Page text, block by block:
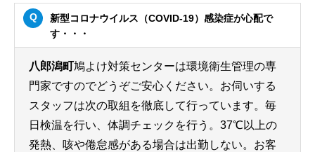
新型コロナウイルス（COVID-19）感染症が心配で
す・・・
八郎潟町鳩よけ対策センターは環境衛生管理の専
門家ですのでどうぞご安心ください。お伺いする
スタッフは次の取組を徹底して行っています。毎
日検温を行い、体調チェックを行う。37℃以上の
発熱、咳や倦怠感がある場合は出勤しない。お客